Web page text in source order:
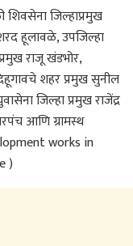
शिवसेना जिल्हाप्रमुख
हूलावळे, उपजिल्हा
राजू खंडभोर,
शहर प्रमुख सुनील
जिल्हा प्रमुख राजेंद्र
आणि ग्रामस्थ
works in
)